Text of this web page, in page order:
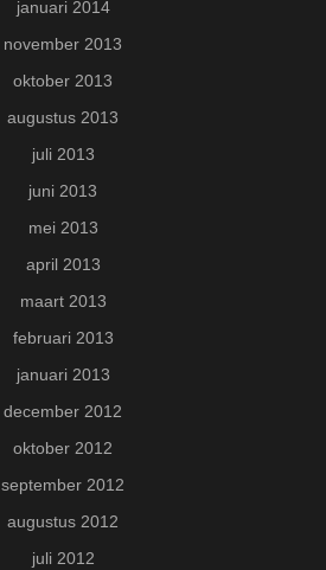
januari 2014
november 2013
oktober 2013
augustus 2013
juli 2013
juni 2013
mei 2013
april 2013
maart 2013
februari 2013
januari 2013
december 2012
oktober 2012
september 2012
augustus 2012
juli 2012